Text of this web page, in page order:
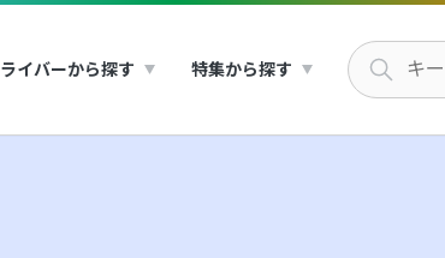
ライバーから探す 特集から探す